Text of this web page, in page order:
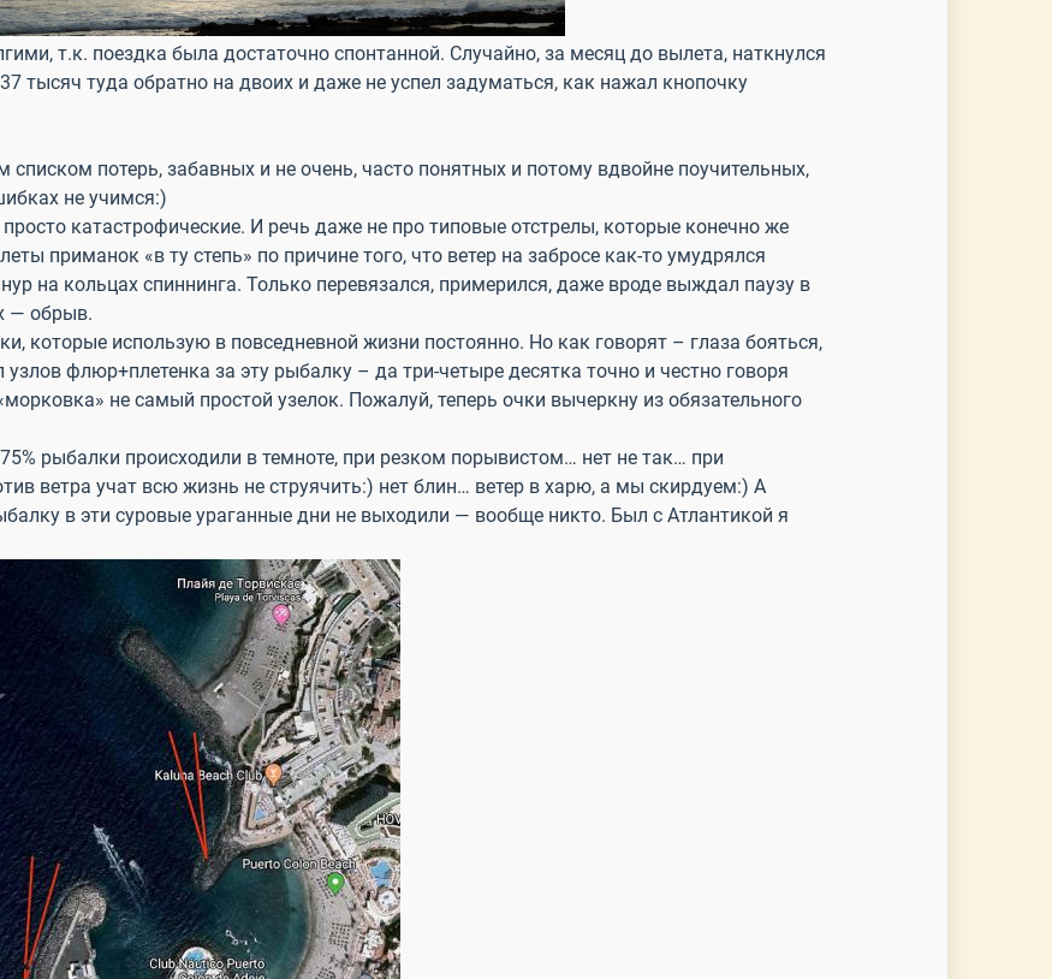
т.к. поездка была достаточно спонтанной. Случайно, за месяц до вылета, наткнулся
тысяч туда обратно на двоих и даже не успел задуматься, как нажал кнопочку
потерь, забавных и не очень, часто понятных и потому вдвойне поучительных,
не учимся:)
катастрофические. И речь даже не про типовые отстрелы, которые конечно же
приманок «в ту степь» по причине того, что ветер на забросе как-то умудрялся
на кольцах спиннинга. Только перевязался, примерился, даже вроде выждал паузу в
— обрыв.
которые использую в повседневной жизни постоянно. Но как говорят – глаза бояться,
флюр+плетенка за эту рыбалку – да три-четыре десятка точно и честно говоря
не самый простой узелок. Пожалуй, теперь очки вычеркну из обязательного
рыбалки происходили в темноте, при резком порывистом… нет не так… при
ветра учат всю жизнь не струячить:) нет блин… ветер в харю, а мы скирдуем:) А
в эти суровые ураганные дни не выходили — вообще никто. Был с Атлантикой я